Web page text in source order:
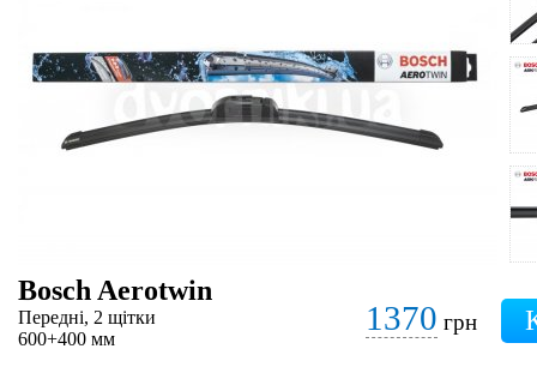
Bosch Aerotwin
Передні, 2 щітки
600+400 мм
1370 грн